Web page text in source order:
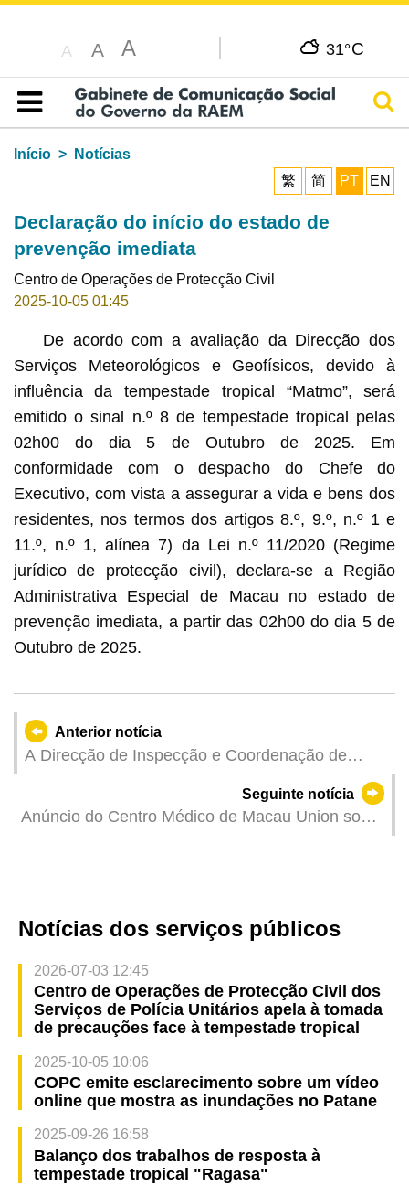
A A A 31°C
Índice
Início
Notícias
繁
简 PT EN
Declaração do início do estado de
prevenção imediata
Centro de Operações de Protecção Civil
2025-10-05 01:45
De acordo com a avaliação da Direcção dos
Serviços Meteorológicos e Geofísicos, devido à
influência da tempestade tropical “Matmo”, será
emitido o sinal n.º 8 de tempestade tropical pelas
02h00 do dia 5 de Outubro de 2025. Em
conformidade com o despacho do Chefe do
Executivo, com vista a assegurar a vida e bens dos
residentes, nos termos dos artigos 8.º, 9.º, n.º 1 e
11.º, n.º 1, alínea 7) da Lei n.º 11/2020 (Regime
jurídico de protecção civil), declara-se a Região
Administrativa Especial de Macau no estado de
prevenção imediata, a partir das 02h00 do dia 5 de
Outubro de 2025.
Anterior notícia
A Direcção de Inspecção e Coordenação de
Jogos (DICJ) coordena com as concessionárias
para tomar medidas eficazes de prevenção
contra o tufão para assegurar a segurança dos
Seguinte notícia
Anúncio do Centro Médico de Macau Union sobre
Notícias dos serviços públicos
2026-07-03 12:45
Centro de Operações de Protecção Civil dos
Serviços de Polícia Unitários apela à tomada
de precauções face à tempestade tropical
2025-10-05 10:06
COPC emite esclarecimento sobre um vídeo
online que mostra as inundações no Patane
2025-09-26 16:58
Balanço dos trabalhos de resposta à
tempestade tropical "Ragasa"